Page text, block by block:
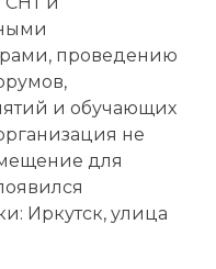
проведению
и обучающих
не
для
Иркутск, улица